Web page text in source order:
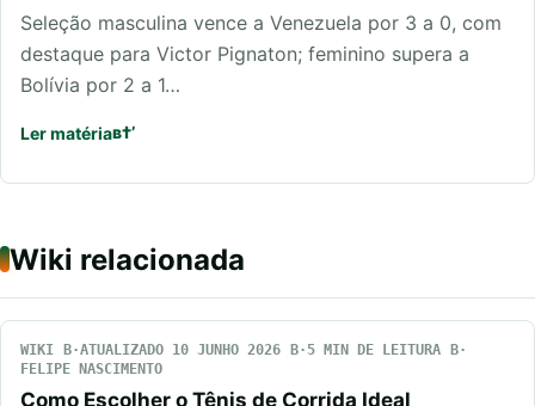
Seleção masculina vence a Venezuela por 3 a 0, com
destaque para Victor Pignaton; feminino supera a
Bolívia por 2 a 1…
Ler matéria
Wiki relacionada
WIKI ATUALIZADO 10 JUNHO 2026
5 MIN DE LEITURA
FELIPE NASCIMENTO
Como Escolher o Tênis de Corrida Ideal